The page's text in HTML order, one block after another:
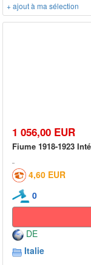
+ ajout à ma sélection
1 056,00 EUR
Fiume 1918-1923
4,60 EUR
0
DE
Italie